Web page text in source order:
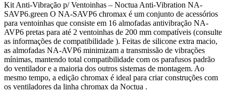
Kit Anti-Vibração p/ Ventoinhas – Noctua Anti-Vibration NA-
SAVP6.green O NA-SAVP6 chromax é um conjunto de acessórios
para ventoinhas que consiste em 16 almofadas antivibração NA-
AVP6 pretas para até 2 ventoinhas de 200 mm compatíveis (consulte
as informações de compatibilidade ). Feitas de silicone extra macio,
as almofadas NA-AVP6 minimizam a transmissão de vibrações
mínimas, mantendo total compatibilidade com os parafusos padrão
do ventilador e a maioria dos outros sistemas de montagem. Ao
mesmo tempo, a edição chromax é ideal para criar construções com
os ventiladores da linha chromax da Noctua .